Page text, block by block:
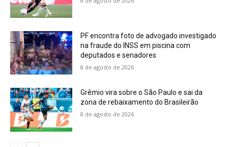
PF encontra foto de advogado investigado
na fraude do INSS em piscina com
deputados e senadores
8 de agosto de 2026
Grêmio vira sobre o São Paulo e sai da
zona de rebaixamento do Brasileirão
8 de agosto de 2026